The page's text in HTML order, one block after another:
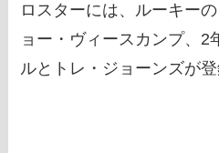
ロスターには、ルーキー
ョー・ヴィースカンプ、2
ルとトレ・ジョーンズが登